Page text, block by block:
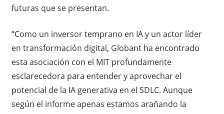
futuras que se presentan.
“Como un inversor temprano en IA y un actor líder
en transformación digital, Globant ha encontrado
esta asociación con el MIT profundamente
esclarecedora para entender y aprovechar el
potencial de la IA generativa en el SDLC. Aunque
según el informe apenas estamos arañando la